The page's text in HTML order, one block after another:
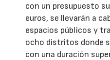
con un presupuesto
euros, se llevarán a
espacios públicos y
ocho distritos donde
con una duración